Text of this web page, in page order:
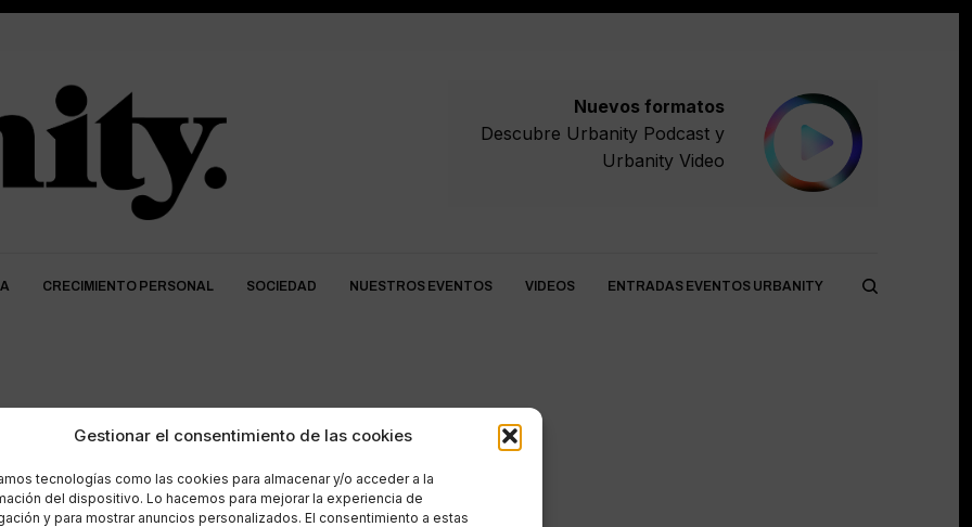
Gestionar el consentimiento de las cookies
tecnologías como las cookies para almacenar y/o acceder a la
del dispositivo. Lo hacemos para mejorar la experiencia de
y para mostrar anuncios personalizados. El consentimiento a estas
Nuevos formatos
Descubre Urbanity Podcasty
Urbanity Video
CRECIMIENTO PERSONAL SOCIEDAD NUESTROS EVENTOS VIDEOS ENTRADAS EVENTOS URBANITY
Iglesia sinodal